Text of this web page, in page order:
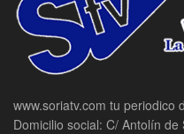
www.soriatv.com tu periodico
Domicilio social: C/ Antolín de